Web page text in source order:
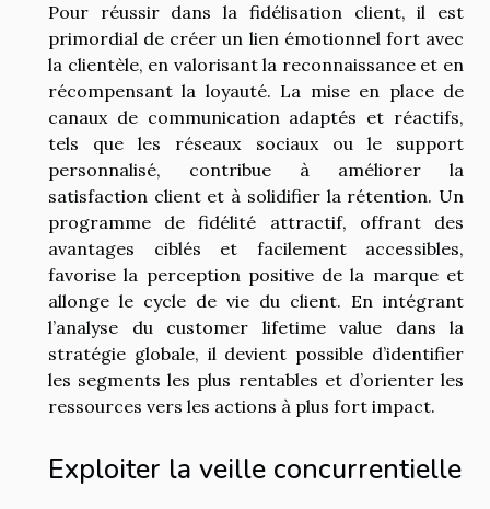
Pour réussir dans la fidélisation client, il est
primordial de créer un lien émotionnel fort avec
la clientèle, en valorisant la reconnaissance et en
récompensant la loyauté. La mise en place de
canaux de communication adaptés et réactifs,
tels que les réseaux sociaux ou le support
personnalisé, contribue à améliorer la
satisfaction client et à solidifier la rétention. Un
programme de fidélité attractif, offrant des
avantages ciblés et facilement accessibles,
favorise la perception positive de la marque et
allonge le cycle de vie du client. En intégrant
l’analyse du customer lifetime value dans la
stratégie globale, il devient possible d’identifier
les segments les plus rentables et d’orienter les
ressources vers les actions à plus fort impact.
Exploiter la veille concurrentielle